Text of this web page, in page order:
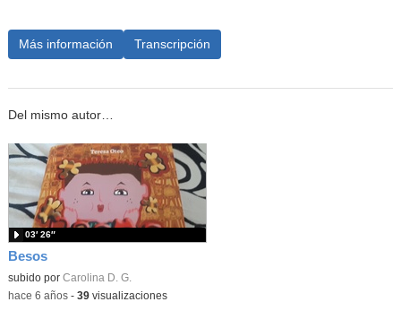
Más información Transcripción
Del mismo autor…
Besos
subido por Carolina D. G.
03′ 26″
-hace 6 años- 39visualizaciones